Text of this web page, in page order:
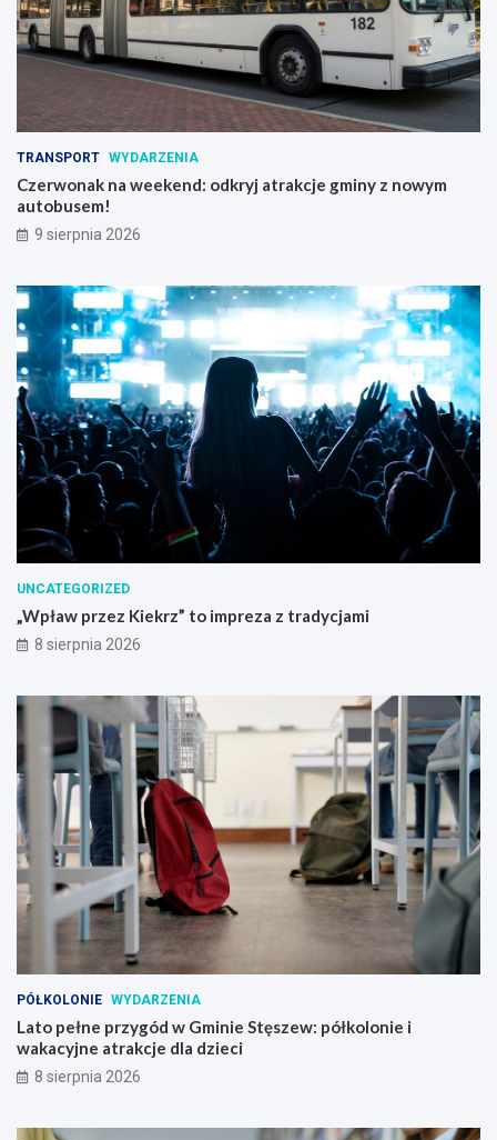
TRANSPORT WYDARZENIA
Czerwonak na weekend: odkryj atrakcje gminy z nowym
autobusem!
9 sierpnia 2026
UNCATEGORIZED
„Wpław przez Kiekrz” to impreza z tradycjami
8 sierpnia 2026
PÓŁKOLONIE WYDARZENIA
Lato pełne przygód w Gminie Stęszew: półkolonie i
wakacyjne atrakcje dla dzieci
8 sierpnia 2026